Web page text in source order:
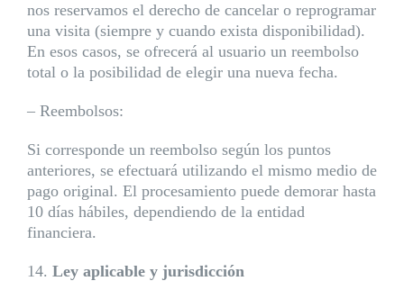
nos reservamos el derecho de cancelar o reprogramar
una visita (siempre y cuando exista disponibilidad).
En esos casos, se ofrecerá al usuario un reembolso
total o la posibilidad de elegir una nueva fecha.
– Reembolsos:
Si corresponde un reembolso según los puntos
anteriores, se efectuará utilizando el mismo medio de
pago original. El procesamiento puede demorar hasta
10 días hábiles, dependiendo de la entidad
financiera.
14. Ley aplicable y jurisdicción